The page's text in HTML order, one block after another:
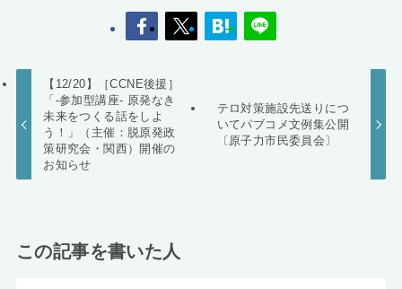
【12/20】［CCNE後援］
「-参加型講座- 原発なき
未来をつくる話をしよ
う！」（主催：脱原発政
策研究会・関西）開催の
お知らせ
テロ対策施設先送りにつ
いてパブコメ文例集公開
〔原子力市民委員会〕
この記事を書いた人